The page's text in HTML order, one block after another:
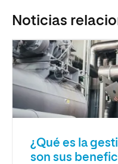
Noticias
¿Qué es la
son sus